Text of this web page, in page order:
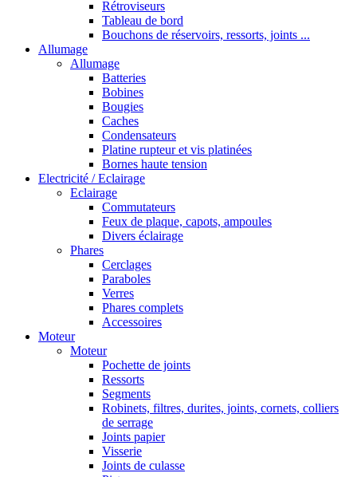
Rétroviseurs
Tableau de bord
Bouchons de réservoirs, ressorts, joints ...
Allumage
Allumage
Batteries
Bobines
Bougies
Caches
Condensateurs
Platine rupteur et vis platinées
Bornes haute tension
Electricité / Eclairage
Eclairage
Commutateurs
Feux de plaque, capots, ampoules
Divers éclairage
Phares
Cerclages
Paraboles
Verres
Phares complets
Accessoires
Moteur
Moteur
Pochette de joints
Ressorts
Segments
Robinets, filtres, durites, joints, cornets, colliers
de serrage
Joints papier
Visserie
Joints de culasse